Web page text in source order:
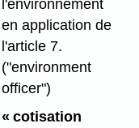
l'environnement
en application de
l'article 7.
("environment
officer")
« cotisation